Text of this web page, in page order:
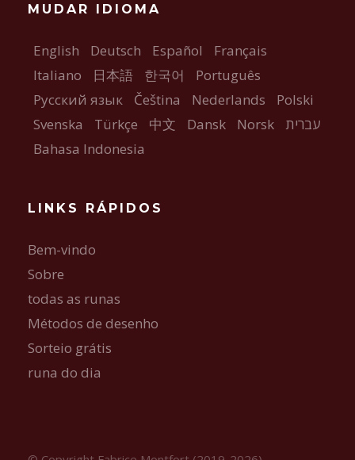
MUDAR IDIOMA
English Deutsch Español
Français
Italiano
日本語 한국어
Português
Русский язык
Čeština Nederlands
Polski
Svenska
Türkçe 中文 Dansk Norsk
עברית
Bahasa Indonesia
LINKS RÁPIDOS
Bem-vindo
Sobre
todas as runas
Métodos de desenho
Sorteio grátis
runa do dia